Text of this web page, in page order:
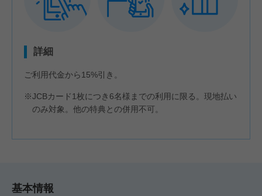
詳細
ご利用代金から15%引き。
※JCBカード1枚につき6名様までの利用に限る。現地払い
のみ対象。他の特典との併用不可。
基本情報